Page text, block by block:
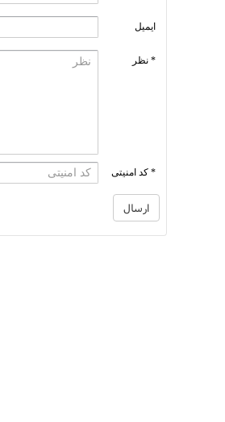
ایمیل
* نظر
* کد امنیتی